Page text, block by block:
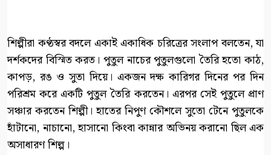
শিল্পীরা কণ্ঠস্বর বদলে একাই একাধিক চরিত্রের সংলাপ বলতেন, যা
দর্শকদের বিস্মিত করত। পুতুল নাচের পুতুলগুলো তৈরি হতো কাঠ,
কাপড়, রঙ ও সুতা দিয়ে। একজন দক্ষ কারিগর দিনের পর দিন
পরিশ্রম করে একটি পুতুল তৈরি করতেন। এরপর সেই পুতুলে প্রাণ
সঞ্চার করতেন শিল্পী। হাতের নিপুণ কৌশলে সুতো টেনে পুতুলকে
হাঁটানো, নাচানো, হাসানো কিংবা কান্নার অভিনয় করানো ছিল এক
অসাধারণ শিল্প।